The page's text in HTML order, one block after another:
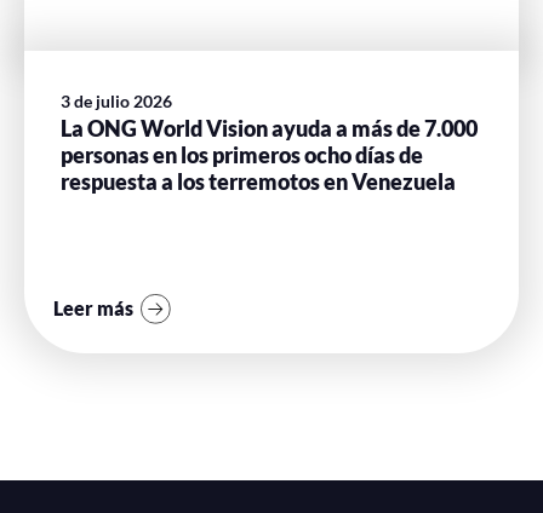
3 de julio 2026
La ONG World Vision ayuda a más de 7.000
personas en los primeros ocho días de
respuesta a los terremotos en Venezuela
Leer más